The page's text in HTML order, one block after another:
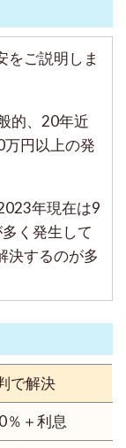
をご説明しま
的、20年近
万円以上の発
年現在は9
く発生して
決するのが多
で解決
％＋利息